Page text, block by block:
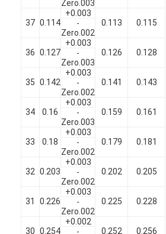
Filtro di rame piatto smaltato
Filati ricoperti di seta
cavo del litz
Cavi magnetici ad alta temperatura
Zero.003
37 0.114
+0.003
0.113
0.115
-
Zero.002
36 0.127
+0.003
0.126
0.128
-
Zero.003
35 0.142
+0.003
0.141
0.143
-
Zero.002
34 0.16
+0.003
0.159
0.161
-
Zero.003
33 0.18
+0.003
0.179
0.181
-
Zero.002
32 0.203
+0.003
0.202
0.205
-
Zero.002
31 0.226
+0.003
0.225
0.228
-
Zero.002
30 0.254
+0.002
0.252
0.256
-